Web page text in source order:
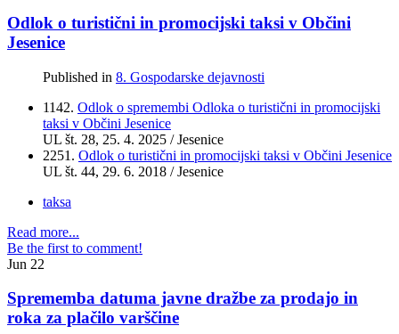
Odlok o turistični in promocijski taksi v Občini
Jesenice
Published in 8. Gospodarske dejavnosti
1142. Odlok o spremembi Odloka o turistični in promocijski
taksi v Občini Jesenice
UL št. 28, 25. 4. 2025 / Jesenice
2251. Odlok o turistični in promocijski taksi v Občini Jesenice
UL št. 44, 29. 6. 2018 / Jesenice
taksa
Read more...
Be the first to comment!
Jun 22
Sprememba datuma javne dražbe za prodajo in
roka za plačilo varščine